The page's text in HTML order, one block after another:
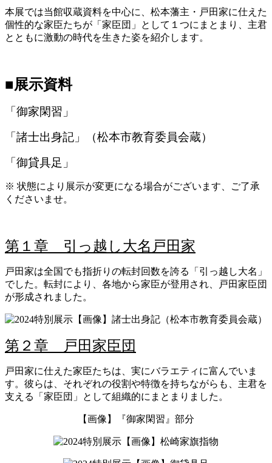
本展では当館収蔵資料を中心に、松本藩主・戸田家に仕えた
個性的な家臣たちが「家臣団」として１つにまとまり、主君
とともに激動の時代を生きた姿を紹介します。
■展示資料
「御家閑習」
「諸士出身記」（松本市教育委員会蔵）
「御貸具足」
※ 状態により展示が変更になる場合がございます、ご了承
くださいませ。
第１章 引っ越し大名戸田家
戸田家は全国でも指折りの転封回数を誇る「引っ越し大名」
でした。転封により、各地から家臣が登用され、戸田家臣団
が形成されました。
【画像】諸士出身記（松本市教育委員会蔵）
第２章 戸田家臣団
戸田家に仕えた家臣たちは、実にバラエティに富んでいま
す。彼らは、それぞれの役割や特徴を持ちながらも、主君を
支える「家臣団」として組織的にまとまりました。
【画像】『御家閑習』部分
【画像】松崎家旗指物